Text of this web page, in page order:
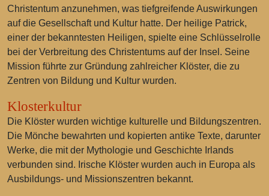
Christentum anzunehmen, was tiefgreifende Auswirkungen
auf die Gesellschaft und Kultur hatte. Der heilige Patrick,
einer der bekanntesten Heiligen, spielte eine Schlüsselrolle
bei der Verbreitung des Christentums auf der Insel. Seine
Mission führte zur Gründung zahlreicher Klöster, die zu
Zentren von Bildung und Kultur wurden.
Klosterkultur
Die Klöster wurden wichtige kulturelle und Bildungszentren.
Die Mönche bewahrten und kopierten antike Texte, darunter
Werke, die mit der Mythologie und Geschichte Irlands
verbunden sind. Irische Klöster wurden auch in Europa als
Ausbildungs- und Missionszentren bekannt.